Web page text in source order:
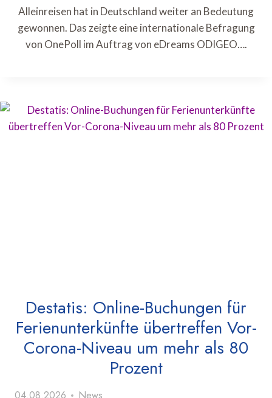
Alleinreisen hat in Deutschland weiter an Bedeutung
gewonnen. Das zeigte eine internationale Befragung
von OnePoll im Auftrag von eDreams ODIGEO….
Destatis: Online-Buchungen für
Ferienunterkünfte übertreffen Vor-
Corona-Niveau um mehr als 80
Prozent